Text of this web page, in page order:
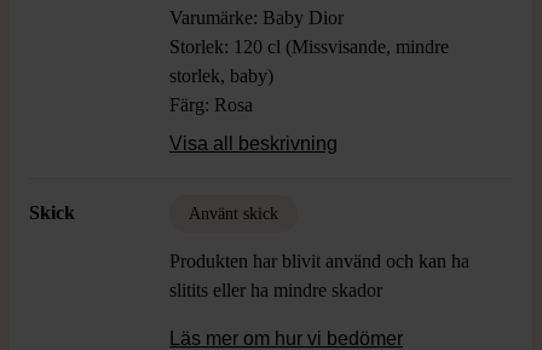
Varumärke: Baby Dior
Storlek: 120 cl (Missvisande, mindre
storlek, baby)
Färg: Rosa
Material: -
Visa all beskrivning
Skick Använt skick
Produkten har blivit använd och kan ha
slitits eller ha mindre skador
Läs mer om hur vi bedömer